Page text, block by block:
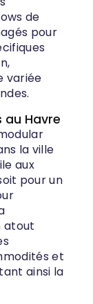
de
pour
variée
au Havre
la ville
aux
pour un
atout
et
ainsi la